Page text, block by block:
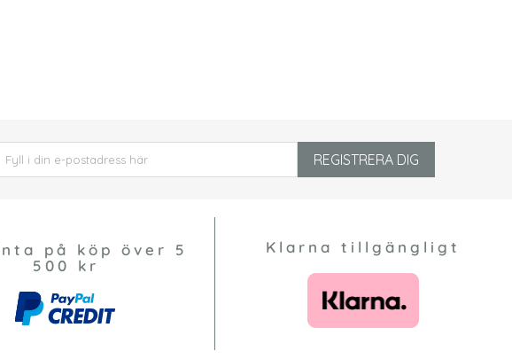
REGISTRERA DIG
på köp över 5
500 kr
Klarna tillgängligt